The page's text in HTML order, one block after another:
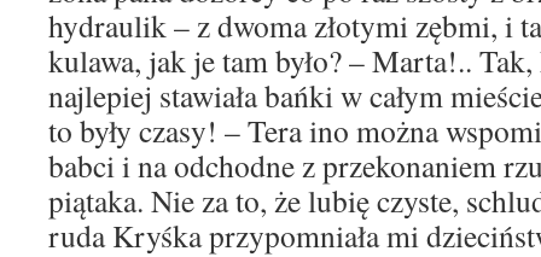
hydraulik – z dwoma złotymi zębmi, i
kulawa, jak je tam było? – Marta!..
najlepiej stawiała bańki w całym
to były czasy! – Tera ino można
babci i na odchodne z przekonaniem
piątaka. Nie za to, że lubię czyste,
ruda Kryśka przypomniała mi